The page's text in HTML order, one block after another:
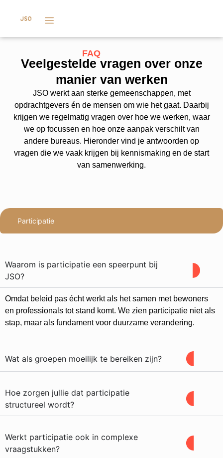
FAQ
Veelgestelde vragen over onze
manier van werken
JSO werkt aan sterke gemeenschappen, met
opdrachtgevers én de mensen om wie het gaat. Daarbij
krijgen we regelmatig vragen over hoe we werken, waar
we op focussen en hoe onze aanpak verschilt van
andere bureaus. Hieronder vind je antwoorden op
vragen die we vaak krijgen bij kennismaking en de start
van samenwerking.
Participatie
Waarom is participatie een speerpunt bij
JSO?
Omdat beleid pas écht werkt als het samen met bewoners
en professionals tot stand komt. We zien participatie niet als
stap, maar als fundament voor duurzame verandering.
Wat als groepen moeilijk te bereiken zijn?
Hoe zorgen jullie dat participatie
structureel wordt?
Werkt participatie ook in complexe
vraagstukken?